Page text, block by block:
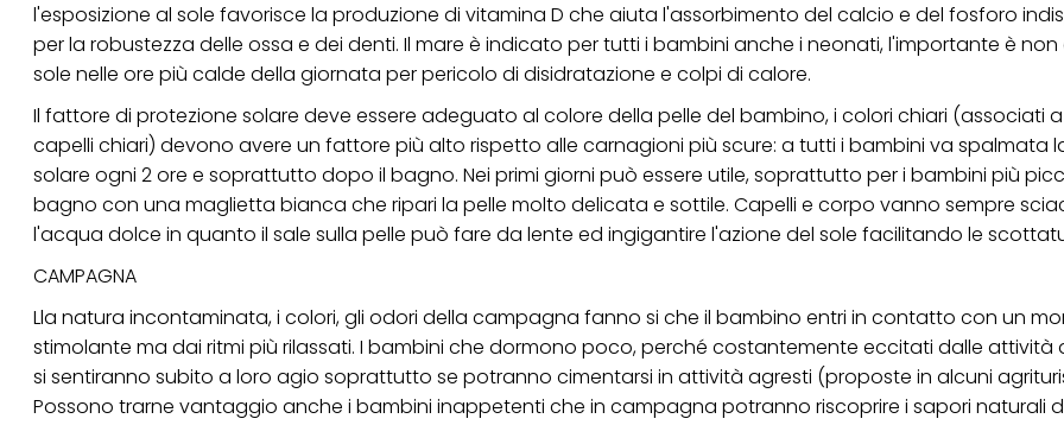
l'esposizione al sole favorisce la produzione di vitamina D che aiuta l'assorbimento del calcio e del fosforo
per la robustezza delle ossa e dei denti. Il mare è indicato per tutti i bambini anche i neonati, l'importante è non
sole nelle ore più calde della giornata per pericolo di disidratazione e colpi di calore.
Il fattore di protezione solare deve essere adeguato al colore della pelle del bambino, i colori chiari (associati
capelli chiari) devono avere un fattore più alto rispetto alle carnagioni più scure: a tutti i bambini va spalmata
solare ogni 2 ore e soprattutto dopo il bagno. Nei primi giorni può essere utile, soprattutto per i bambini più
bagno con una maglietta bianca che ripari la pelle molto delicata e sottile. Capelli e corpo vanno sempre
l'acqua dolce in quanto il sale sulla pelle può fare da lente ed ingigantire l'azione del sole facilitando le
CAMPAGNA
Lla natura incontaminata, i colori, gli odori della campagna fanno si che il bambino entri in contatto con un
stimolante ma dai ritmi più rilassati. I bambini che dormono poco, perché costantemente eccitati dalle attività
si sentiranno subito a loro agio soprattutto se potranno cimentarsi in attività agresti (proposte in alcuni
Possono trarne vantaggio anche i bambini inappetenti che in campagna potranno riscoprire i sapori naturali